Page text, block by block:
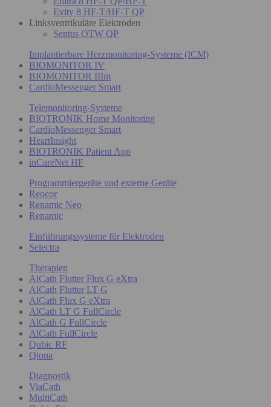
Evity 8 HF-T/HF-T QP
Linksventrikuläre Elektroden
Sentus OTW QP
Implantierbare Herzmonitoring-Systeme (ICM)
BIOMONITOR IV
BIOMONITOR IIIm
CardioMessenger Smart
Telemonitoring-Systeme
BIOTRONIK Home Monitoring
CardioMessenger Smart
HeartInsight
BIOTRONIK Patient App
inCareNet HF
Programmiergeräte und externe Geräte
Reocor
Renamic Neo
Renamic
Einführungssysteme für Elektroden
Selectra
Therapien
AlCath Flutter Flux G eXtra
AlCath Flutter LT G
AlCath Flux G eXtra
AlCath LT G FullCircle
AlCath G FullCircle
AlCath FullCircle
Qubic RF
Qiona
Diagnostik
ViaCath
MultiCath